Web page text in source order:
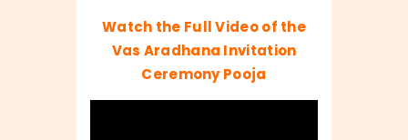
Watch the Full Video of the
Vas Aradhana Invitation
Ceremony Pooja